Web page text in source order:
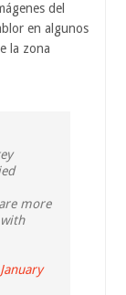
del
en algunos
la zona
more
January